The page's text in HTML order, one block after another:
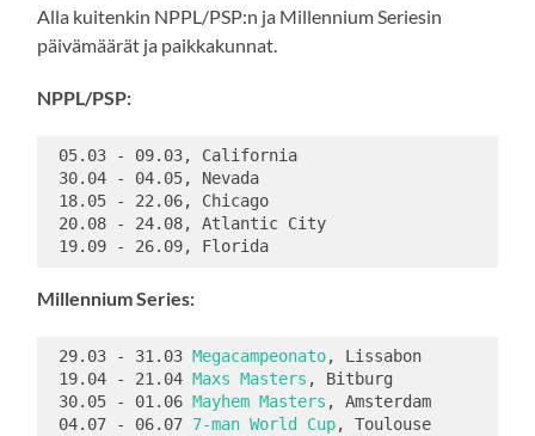
Alla kuitenkin NPPL/PSP:n ja Millennium Seriesin
päivämäärät ja paikkakunnat.
NPPL/PSP:
19.09 - 26.09, Florida
Millennium Series:
29.03 - 31.03 Megacampeonato, Lissabon
19.04 - 21.04 Maxs Masters , Bitburg
30.05 - 01.06 Mayhem Masters , Amsterdam
04.07 - 06.07 7-man World Cup, Toulouse